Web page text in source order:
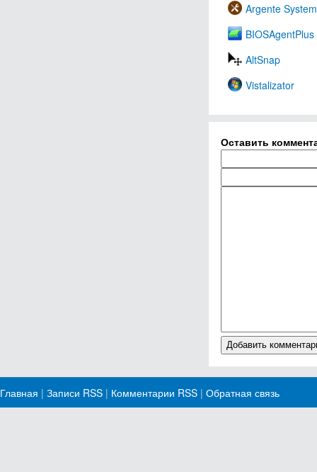
Argente
BIOSAgentPlus
AltSnap
Vistalizator
Оставить
Главная | Записи RSS | Комментарии RSS | Обратная связь